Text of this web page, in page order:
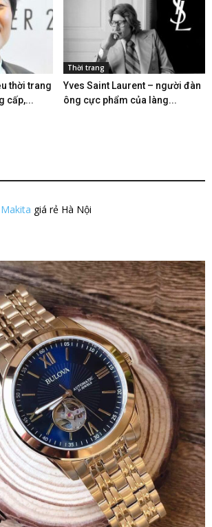
thời trang
cấp,...
Thời trang
Yves Saint Laurent – người đàn
ông cực phẩm của làng...
giá rẻ Hà Nội